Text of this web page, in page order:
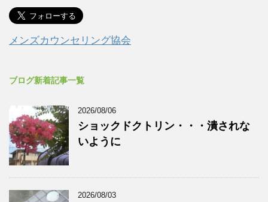
メンズカウンセリング協会
ブログ新着記事一覧
2026/08/06
ショックドクトリン・・・潰されな
いように
2026/08/03